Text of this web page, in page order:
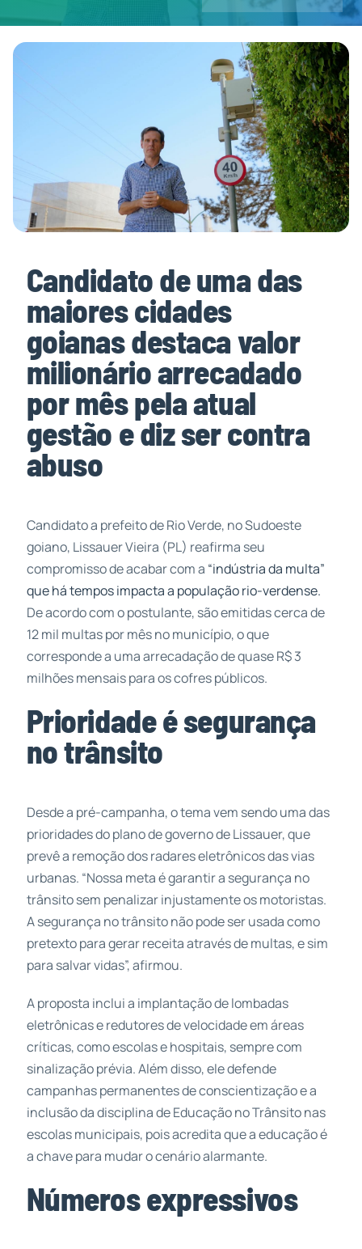
Candidato de uma das
maiores cidades
goianas destaca valor
milionário arrecadado
por mês pela atual
gestão e diz ser contra
abuso
Candidato a prefeito de Rio Verde, no Sudoeste
goiano, Lissauer Vieira (PL) reafirma seu
compromisso de acabar com a “indústria da multa”
que há tempos impacta a população rio-verdense.
De acordo com o postulante, são emitidas cerca de
12 mil multas por mês no município, o que
corresponde a uma arrecadação de quase R$ 3
milhões mensais para os cofres públicos.
Prioridade é segurança
no trânsito
Desde a pré-campanha, o tema vem sendo uma das
prioridades do plano de governo de Lissauer, que
prevê a remoção dos radares eletrônicos das vias
urbanas. “Nossa meta é garantir a segurança no
trânsito sem penalizar injustamente os motoristas.
A segurança no trânsito não pode ser usada como
pretexto para gerar receita através de multas, e sim
para salvar vidas”, afirmou.
A proposta inclui a implantação de lombadas
eletrônicas e redutores de velocidade em áreas
críticas, como escolas e hospitais, sempre com
sinalização prévia. Além disso, ele defende
campanhas permanentes de conscientização e a
inclusão da disciplina de Educação no Trânsito nas
escolas municipais, pois acredita que a educação é
a chave para mudar o cenário alarmante.
Números expressivos